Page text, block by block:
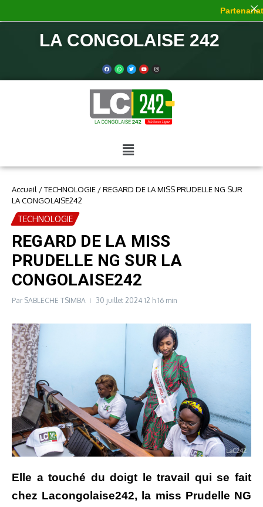
LA CONGOLAISE 242
Accueil /TECHNOLOGIE /REGARD DE LA MISS PRUDELLE NG SUR
LA CONGOLAISE242
TECHNOLOGIE
REGARD DE LA MISS
PRUDELLE NG SUR LA
CONGOLAISE242
Par SABLECHE TSIMBA 30 juillet 2024 12 h 16 min
Elle a touché du doigt le travail qui se fait
chez Lacongolaise242, la miss Prudelle NG
Partenariat